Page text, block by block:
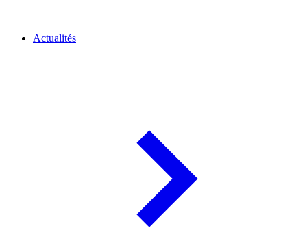
Actualités